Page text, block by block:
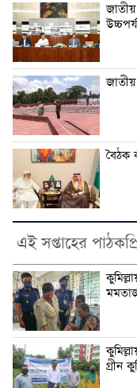
জাতীয়
জাতীয়
বৈঠক
এই সপ্তাহের
গ্রীন